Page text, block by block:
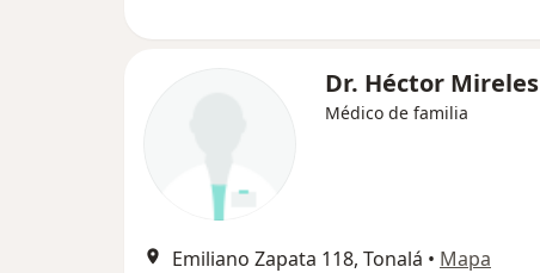
Dr. Héctor Mireles
Médico de familia
Emiliano Zapata 118, Tonalá • Mapa